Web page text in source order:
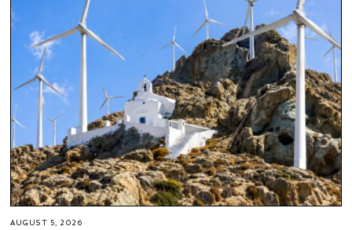
AUGUST 5, 2026